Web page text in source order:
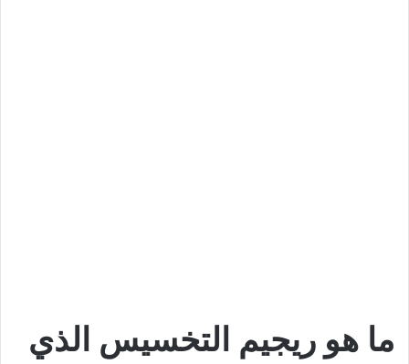
ما هو ريجيم التخسيس الذي